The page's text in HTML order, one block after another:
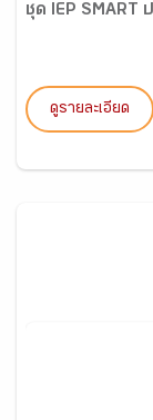
ชุด IEP SMART
ดูรายละเอียด